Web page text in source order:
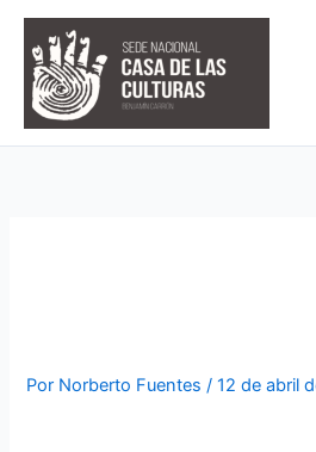
contenido
Por Norberto Fuentes /12 de abril